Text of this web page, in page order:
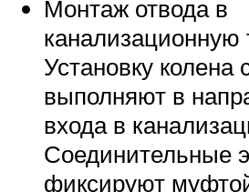
Монтаж отвода в
канализационную
Установку колена
выполняют в
входа в
Соединительные
фиксируют